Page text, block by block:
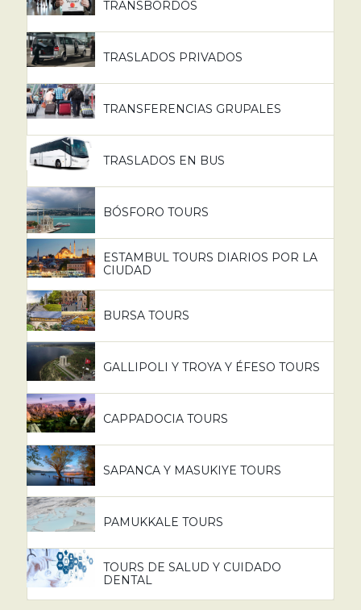
TRANSBORDOS
TRASLADOS PRIVADOS
TRANSFERENCIAS GRUPALES
TRASLADOS EN BUS
BÓSFORO TOURS
ESTAMBUL TOURS DIARIOS POR LA
CIUDAD
BURSA TOURS
GALLIPOLI Y TROYA Y ÉFESO TOURS
CAPPADOCIA TOURS
SAPANCA Y MASUKIYE TOURS
PAMUKKALE TOURS
TOURS DE SALUD Y CUIDADO
DENTAL